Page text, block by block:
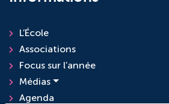
L’École
Associations
Focus sur l’année
Médias
Agenda